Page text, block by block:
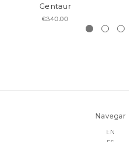
Gentaur
€340.00
Navegar
EN